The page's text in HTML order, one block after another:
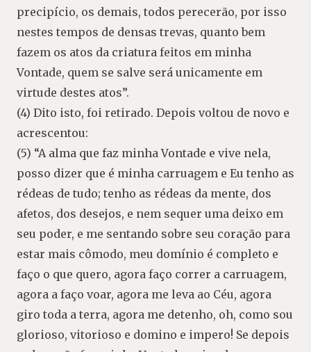
precipício, os demais, todos perecerão, por isso
nestes tempos de densas trevas, quanto bem
fazem os atos da criatura feitos em minha
Vontade, quem se salve será unicamente em
virtude destes atos”.
(4) Dito isto, foi retirado. Depois voltou de novo e
acrescentou:
(5) “A alma que faz minha Vontade e vive nela,
posso dizer que é minha carruagem e Eu tenho as
rédeas de tudo; tenho as rédeas da mente, dos
afetos, dos desejos, e nem sequer uma deixo em
seu poder, e me sentando sobre seu coração para
estar mais cômodo, meu domínio é completo e
faço o que quero, agora faço correr a carruagem,
agora a faço voar, agora me leva ao Céu, agora
giro toda a terra, agora me detenho, oh, como sou
glorioso, vitorioso e domino e impero! Se depois